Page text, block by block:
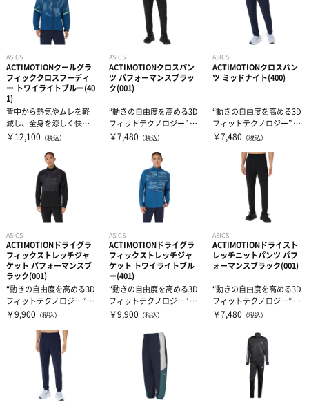
ハーフパンツ
ソックス
スウェット
ウィンドブレーカー・ピステ
コート
レディース＆ジュニア
リカバリーウェア
バッグ
インソール
タオル
リストバンド・ヘアバンド
その他
ウエイトトレーニング
自体重トレーニング
有酸素トレーニング
エクササイズマット
ケア・コンディション
ASICS
ACTIMOTIONクールグラ
フィッククロスフーディ
ー トワイライトブルー(40
1)
背中から熱気やムレを軽
減し、全身を涼しく快適
性を提供 BACKCOOL構造
￥12,100 （税込）
ASICS
ACTIMOTIONクロスパン
ツ パフォーマンスブラッ
ク(001)
“動きの自由度を高める3D
フィットテクノロジー” AC
TIMOTION採用クロス...
￥7,480 （税込）
ASICS
ACTIMOTIONクロスパン
ツ ミッドナイト(400)
“動きの自由度を高める3D
フィットテクノロジー” AC
TIMOTION採用クロス...
￥7,480 （税込）
ASICS
ACTIMOTIONドライグラ
フィックストレッチジャ
ケット パフォーマンスブ
ラック(001)
“動きの自由度を高める3D
フィットテクノロジー” AC
TIMOTION採用ジャケ...
￥9,900 （税込）
ASICS
ACTIMOTIONドライグラ
フィックストレッチジャ
ケット トワイライトブル
ー(401)
“動きの自由度を高める3D
フィットテクノロジー” AC
TIMOTION採用ジャケ...
￥9,900 （税込）
ASICS
ACTIMOTIONドライスト
レッチニットパンツ パフ
ォーマンスブラック(001)
“動きの自由度を高める3D
フィットテクノロジー” AC
TIMOTION採用パンツ...
￥7,480 （税込）